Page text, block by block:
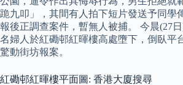
跪九叩」，其間有人拍下短片發送予同學
報後正調查案件，暫無人被捕。 今晨(27
名婦人於紅磡邨紅暉樓高處墮下，倒臥平
驚動街坊報案。
紅磡邨紅暉樓平面圖: 香港大廈搜尋